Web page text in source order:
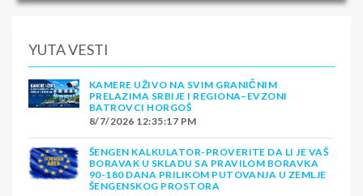
YUTA VESTI
KAMERE UŽIVO NA SVIM GRANIČNIM
PRELAZIMA SRBIJE I REGIONA–EVZONI
BATROVCI HORGOŠ
8/7/2026 12:35:17 PM
ŠENGEN KALKULATOR-PROVERITE DA LI JE VAŠ
BORAVAK U SKLADU SA PRAVILOM BORAVKA
90-180 DANA PRILIKOM PUTOVANJA U ZEMLJE
ŠENGENSKOG PROSTORA